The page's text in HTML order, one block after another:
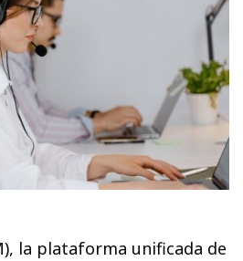
la plataforma unificada de